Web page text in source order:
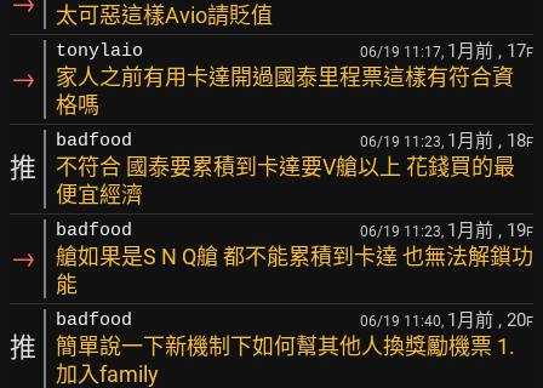
太可惡這樣Avio請貶值
→
tonylaio 06/19 11:17, 1月前 , 17F
家人之前有用卡達開過國泰里程票這樣有符合資
格嗎
推
badfood 06/19 11:23, 1月前 , 18F
不符合 國泰要累積到卡達要V艙以上 花錢買的最
便宜經濟
→
badfood 06/19 11:23, 1月前 , 19F
艙如果是S N Q艙 都不能累積到卡達 也無法解鎖功
能
推
badfood 06/19 11:40, 1月前 , 20F
簡單說一下新機制下如何幫其他人換獎勵機票 1.
加入family